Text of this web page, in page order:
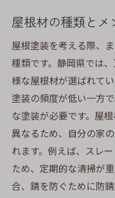
業者の経験と
使用する塗料
追加工事やオ
市場の動向が
長持ちする屋根塗
工の流れ
施工前の準備
下地処理の重
主塗り作業の
屋根材の種類とメ
屋根塗装を考える際、
種類です。静岡県では
様な屋根材が選ばれて
塗装の頻度が低い一方
な塗装が必要です。屋
異なるため、自分の家
れます。例えば、スレ
ため、定期的な清掃が
合、錆を防ぐために防